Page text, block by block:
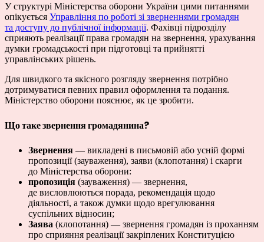
У структурі Міністерства оборони України цими питаннями
опікується Управління по роботі зі зверненнями громадян
та доступу до публічної інформації. Фахівці підрозділу
сприяють реалізації права громадян на звернення, урахування
думки громадськості при підготовці та прийнятті
управлінських рішень.
Для швидкого та якісного розгляду звернення потрібно
дотримуватися певних правил оформлення та подання.
Міністерство оборони пояснює, як це зробити.
Що таке звернення громадянина?
Звернення — викладені в письмовій або усній формі
пропозиції (зауваження), заяви (клопотання) і скарги
до Міністерства оборони:
пропозиція (зауваження) — звернення,
де висловлюються порада, рекомендація щодо
діяльності, а також думки щодо врегулювання
суспільних відносин;
Заява (клопотання) — звернення громадян із проханням
про сприяння реалізації закріплених Конституцією